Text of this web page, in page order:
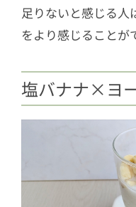
足りないと感じる人
をより感じることが
塩バナナ×ヨ